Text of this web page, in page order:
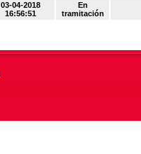
03-04-2018
16:56:51
En
tramitación